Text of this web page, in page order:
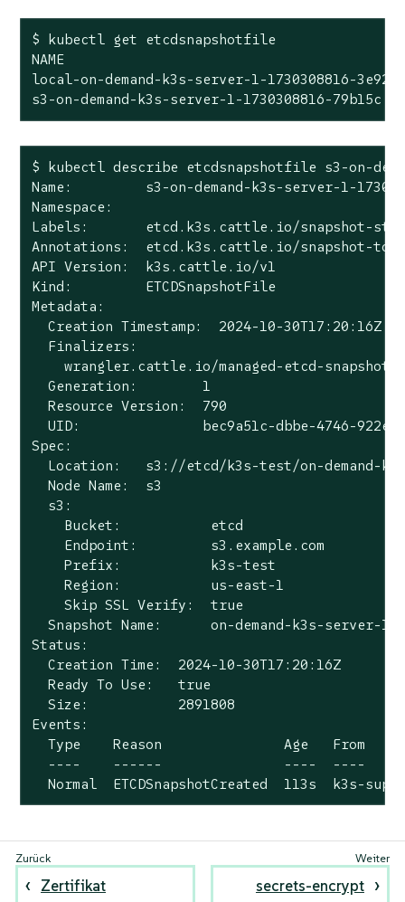
$ kubectl get etcdsnapshotfile
NAME
local-on-demand-k3s-server-1-1730308816-
s3-on-demand-k3s-server-1-1730308816-
$ kubectl describe etcdsnapshotfile s3-on-
Name:         s3-on-demand-k3s-server-1-
Namespace:
Labels:       etcd.k3s.cattle.io/snapshot-
Annotations:  etcd.k3s.cattle.io/snapshot-
API Version:  k3s.cattle.io/v1
Kind:         ETCDSnapshotFile
Metadata:
  Creation Timestamp:  2024-10-30T17:20:16Z
  Finalizers:
wrangler.cattle.io/managed-etcd-
  Generation:        1
  Resource Version:  790
UID:               bec9a51c-dbbe-4746-922e-
Spec:
Location:   s3://etcd/k3s-test/on-demand-
  Node Name:  s3
  s3:
    Bucket:           etcd
    Endpoint:         s3.example.com
    Prefix:           k3s-test
    Region:           us-east-1
    Skip SSL Verify:  true
Snapshot Name:      on-demand-k3s-server-1-
Status:
  Creation Time:  2024-10-30T17:20:16Z
  Ready To Use:   true
  Size:           2891808
Events:
Type    Reason               Age   From
----    ------               ----  ----
Normal  ETCDSnapshotCreated  113s  k3s-
Zertifikat secrets-encrypt